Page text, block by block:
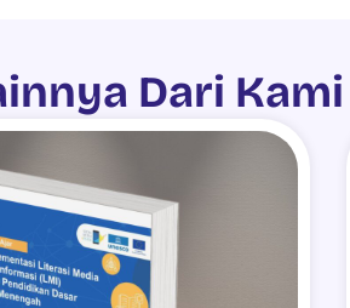
Dari Kami